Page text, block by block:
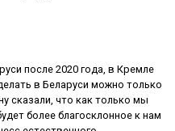
после 2020 года, в Кремле
в Беларуси можно только
сказали, что как только мы
более благосклонное к нам